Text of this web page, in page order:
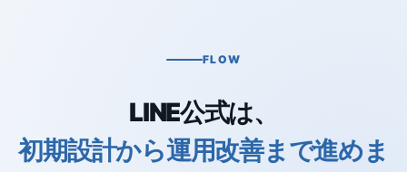
FLOW
LINE公式は、
初期設計から運用改善まで進めま